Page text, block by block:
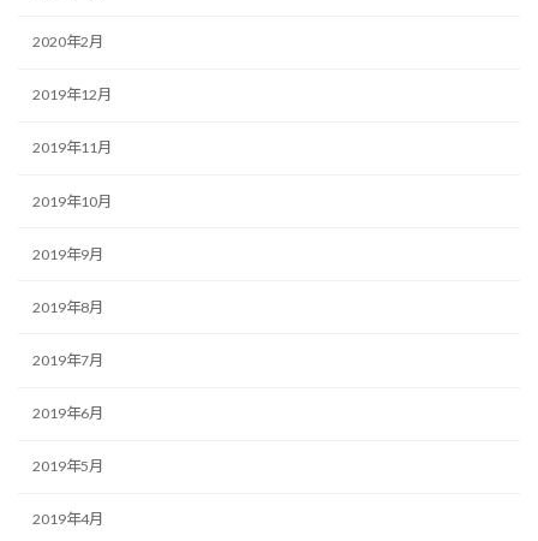
2020年2月
2019年12月
2019年11月
2019年10月
2019年9月
2019年8月
2019年7月
2019年6月
2019年5月
2019年4月